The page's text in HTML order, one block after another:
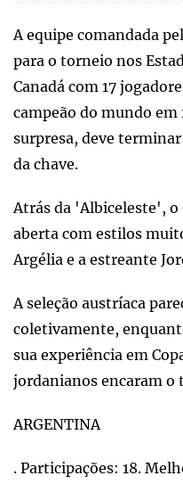
A equipe comandada
para o torneio nos
Canadá com 17
campeão do mundo
surpresa, deve
da chave.
Atrás da 'Albiceleste', o
aberta com estilos
Argélia e a estreante
A seleção austríaca
coletivamente,
sua experiência em
jordanianos encaram o
ARGENTINA
. Participações: 18.